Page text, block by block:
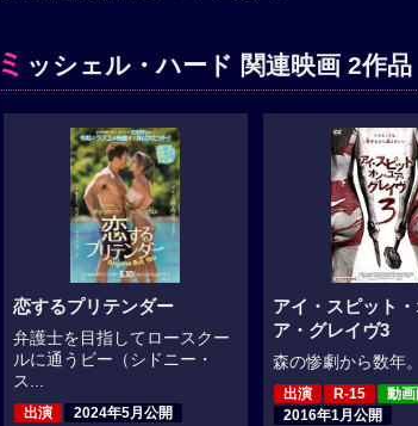
ミ ッシェル・ハード 関連映画 2作品
恋するプリテンダー
弁護士を目指してロースクー
ルに通うビー（シドニー・
ス...
出演 2024年5月公開
アイ・スピット
ア・グレイヴ3
森の惨劇から数年
出演 R-15
動
2016年1月公開